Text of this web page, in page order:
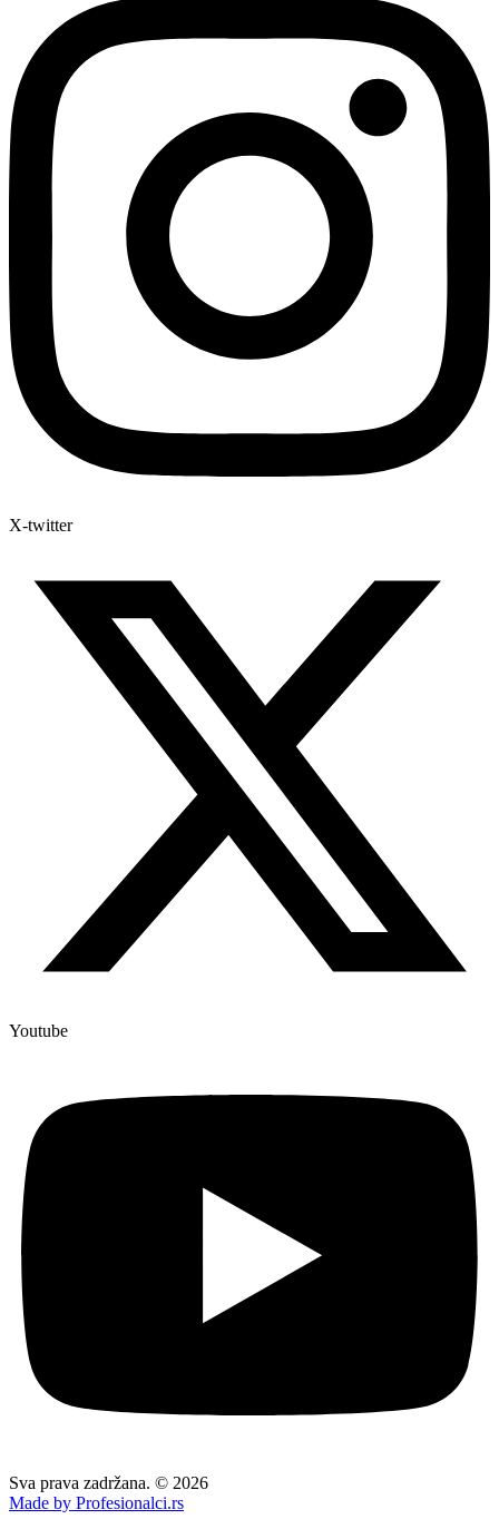
X-twitter
Youtube
Sva prava zadržana. © 2026
Made by Profesionalci.rs